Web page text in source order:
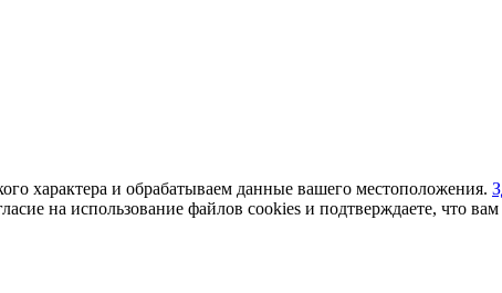
характера и обрабатываем данные вашего местоположения.
на использование файлов cookies и подтверждаете, что вам